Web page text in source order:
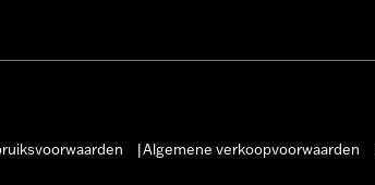
Algemene verkoopvoorwaarden